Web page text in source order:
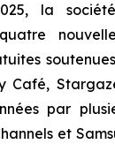
la
Café,
par
et